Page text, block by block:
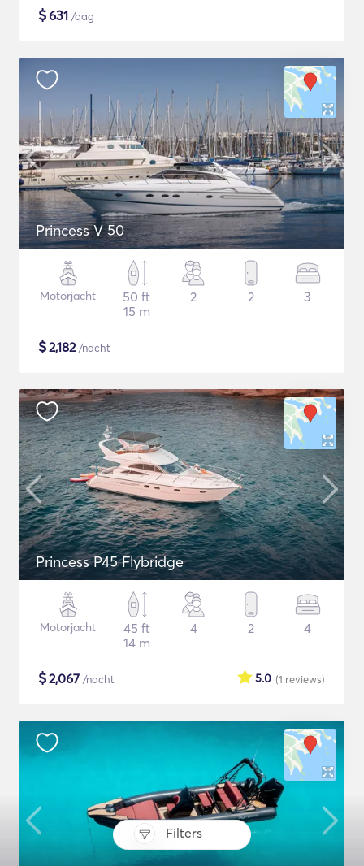
Filters
$631 /dag
Princess V 50
Motorjacht
50 ft
15 m
2 2 3
$2,182/nacht
Princess P45 Flybridge
Motorjacht
45 ft
14 m
4 2 4
$2,067 /nacht (1 reviews)
5.0